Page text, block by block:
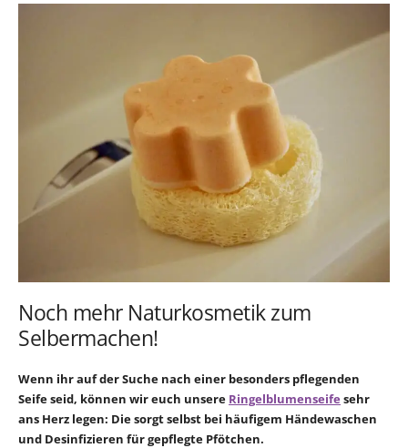
Noch mehr Naturkosmetik zum
Selbermachen!
Wenn ihr auf der Suche nach einer besonders pflegenden
Seife seid, können wir euch unsere Ringelblumenseife sehr
ans Herz legen: Die sorgt selbst bei häufigem Händewaschen
und Desinfizieren für gepflegte Pfötchen.